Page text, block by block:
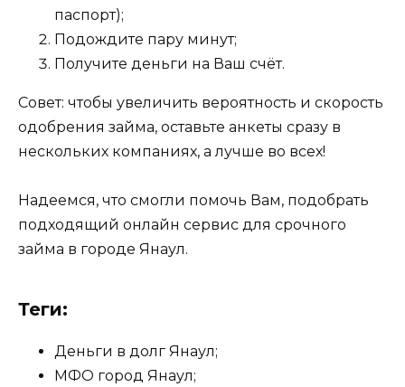
паспорт);
Подождите пару минут;
Получите деньги на Ваш счёт.
Совет: чтобы увеличить вероятность и скорость
одобрения займа, оставьте анкеты сразу в
нескольких компаниях, а лучше во всех!
Надеемся, что смогли помочь Вам, подобрать
подходящий онлайн сервис для срочного
займа в городе Янаул.
Теги:
Деньги в долг Янаул;
МФО город Янаул;